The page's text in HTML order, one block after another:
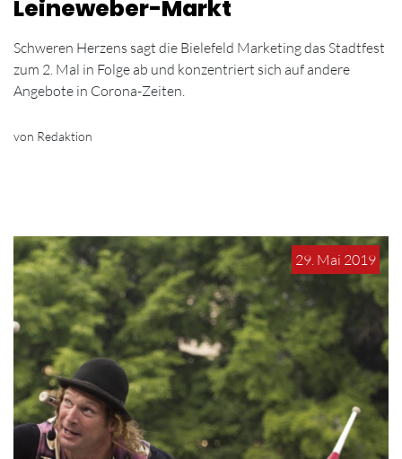
Leineweber-Markt
Schweren Herzens sagt die Bielefeld Marketing das Stadtfest
zum 2. Mal in Folge ab und konzentriert sich auf andere
Angebote in Corona-Zeiten.
von Redaktion
29. Mai 2019